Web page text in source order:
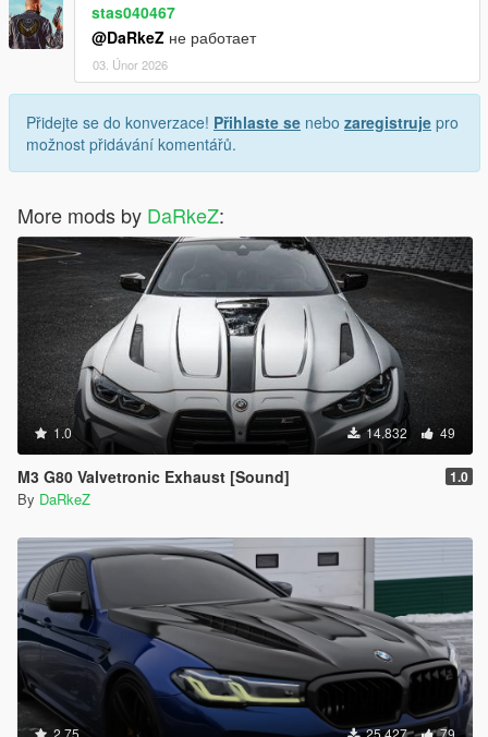
stas040467
@DaRkeZ не работает
03. Únor 2026
Přidejte se do konverzace! Přihlaste se nebo zaregistruje pro
možnost přidávání komentářů.
More mods by DaRkeZ:
1.0 14.832 49
M3 G80 Valvetronic Exhaust [Sound] 1.0
By DaRkeZ